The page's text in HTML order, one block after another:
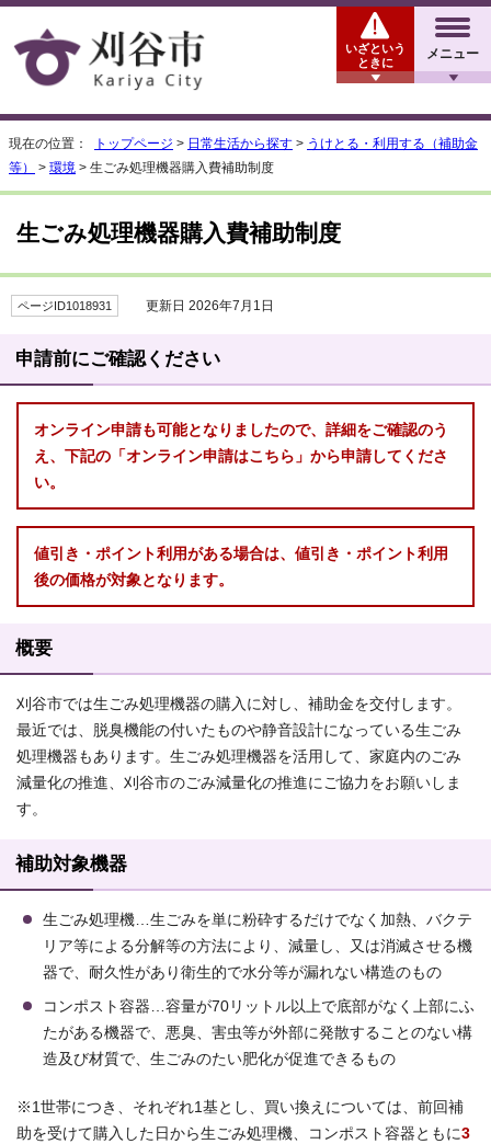
メニュー
いざという
ときに
現在の位置： トップページ > 日常生活から探す > うけとる・利用する（補助金
等）
> 環境 > 生ごみ処理機器購入費補助制度
生ごみ処理機器購入費補助制度
ページID1018931 更新日 2026年7月1日
申請前にご確認ください
オンライン申請も可能となりましたので、詳細をご確認のう
え、下記の「オンライン申請はこちら」から申請してくださ
い。
値引き・ポイント利用がある場合は、値引き・ポイント利用
後の価格が対象となります。
概要
刈谷市では生ごみ処理機器の購入に対し、補助金を交付します。
最近では、脱臭機能の付いたものや静音設計になっている生ごみ
処理機器もあります。生ごみ処理機器を活用して、家庭内のごみ
減量化の推進、刈谷市のごみ減量化の推進にご協力をお願いしま
す。
補助対象機器
生ごみ処理機…生ごみを単に粉砕するだけでなく加熱、バクテ
リア等による分解等の方法により、減量し、又は消滅させる機
器で、耐久性があり衛生的で水分等が漏れない構造のもの
コンポスト容器…容量が70リットル以上で底部がなく上部にふ
たがある機器で、悪臭、害虫等が外部に発散することのない構
造及び材質で、生ごみのたい肥化が促進できるもの
※1世帯につき、それぞれ1基とし、買い換えについては、前回補
助を受けて購入した日から生ごみ処理機、コンポスト容器ともに3